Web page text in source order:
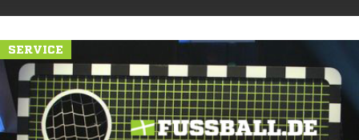
SERVICE